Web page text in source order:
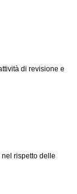
di revisione e
rispetto delle